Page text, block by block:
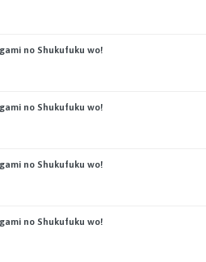
no Shukufuku wo!
no Shukufuku wo!
no Shukufuku wo!
no Shukufuku wo!